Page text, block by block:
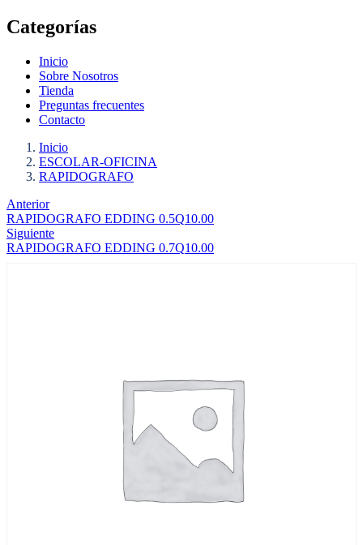
Categorías
Inicio
Sobre Nosotros
Tienda
Preguntas frecuentes
Contacto
Inicio
ESCOLAR-OFICINA
RAPIDOGRAFO
Anterior
RAPIDOGRAFO EDDING 0.5Q10.00
Siguiente
RAPIDOGRAFO EDDING 0.7Q10.00